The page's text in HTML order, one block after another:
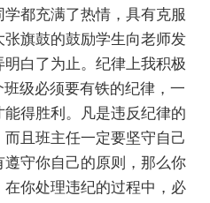
都充满了热情，具有克服
旗鼓的鼓励学生向老师发
白了为止。纪律上我积极
级必须要有铁的纪律，一
得胜利。凡是违反纪律的
且班主任一定要坚守自己
守你自己的原则，那么你
你处理违纪的过程中，必